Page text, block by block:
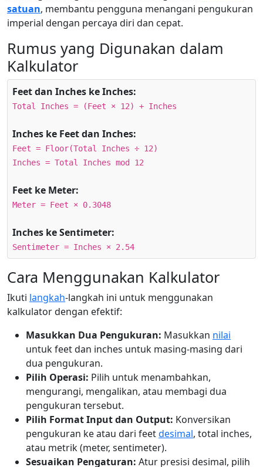
satuan, membantu pengguna menangani pengukuran
imperial dengan percaya diri dan cepat.
Rumus yang Digunakan dalam
Kalkulator
Feet dan Inches ke Inches:
Total Inches = (Feet × 12) + Inches
Inches ke Feet dan Inches:
Feet = Floor(Total Inches ÷ 12)
Inches = Total Inches mod 12
Feet ke Meter:
Meter = Feet × 0.3048
Inches ke Sentimeter:
Sentimeter = Inches × 2.54
Cara Menggunakan Kalkulator
Ikuti langkah-langkah ini untuk menggunakan
kalkulator dengan efektif:
Masukkan Dua Pengukuran: Masukkan nilai
untuk feet dan inches untuk masing-masing dari
dua pengukuran.
Pilih Operasi: Pilih untuk menambahkan,
mengurangi, mengalikan, atau membagi dua
pengukuran tersebut.
Pilih Format Input dan Output: Konversikan
pengukuran ke atau dari feetdesimal, total inches,
atau metrik (meter, sentimeter).
Sesuaikan Pengaturan: Atur presisi desimal, pilih